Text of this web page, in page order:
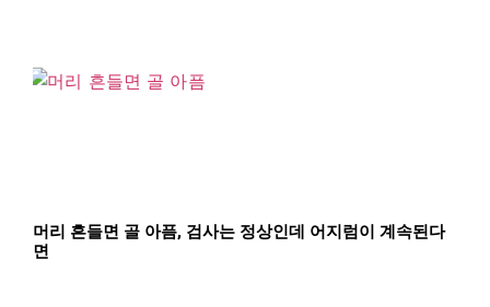
머리 흔들면 골 아픔, 검사는 정상인데 어지럼이 계속된다
면